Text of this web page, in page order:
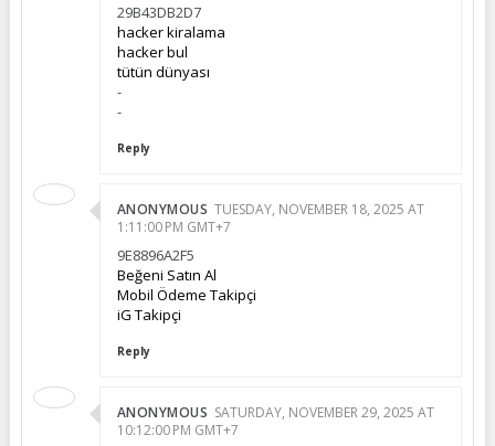
29B43DB2D7
hacker kiralama
hacker bul
tütün dünyası
-
-
Reply
ANONYMOUS TUESDAY, NOVEMBER 18, 2025 AT
1:11:00 PM GMT+7
9E8896A2F5
Beğeni Satın Al
Mobil Ödeme Takipçi
iG Takipçi
Reply
ANONYMOUS SATURDAY, NOVEMBER 29, 2025 AT
10:12:00 PM GMT+7